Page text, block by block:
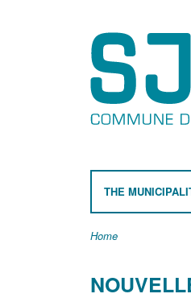
THE
Home